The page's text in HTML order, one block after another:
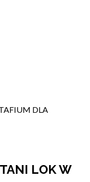
DLA
LOK W